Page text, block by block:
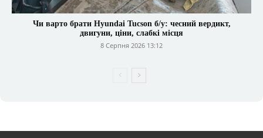
Чи варто брати Hyundai Tucson б/у: чесний вердикт,
двигуни, ціни, слабкі місця
8 Серпня 2026 13:12